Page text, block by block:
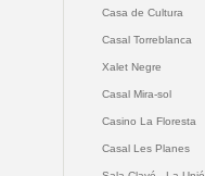
Casa de Cultura
Casal Torreblanca
Xalet Negre
Casal Mira-sol
Casino La Floresta
Casal Les Planes